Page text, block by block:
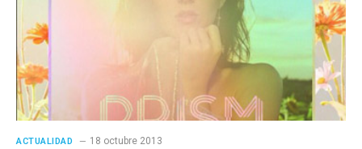
ACTUALIDAD 18 octubre 2013